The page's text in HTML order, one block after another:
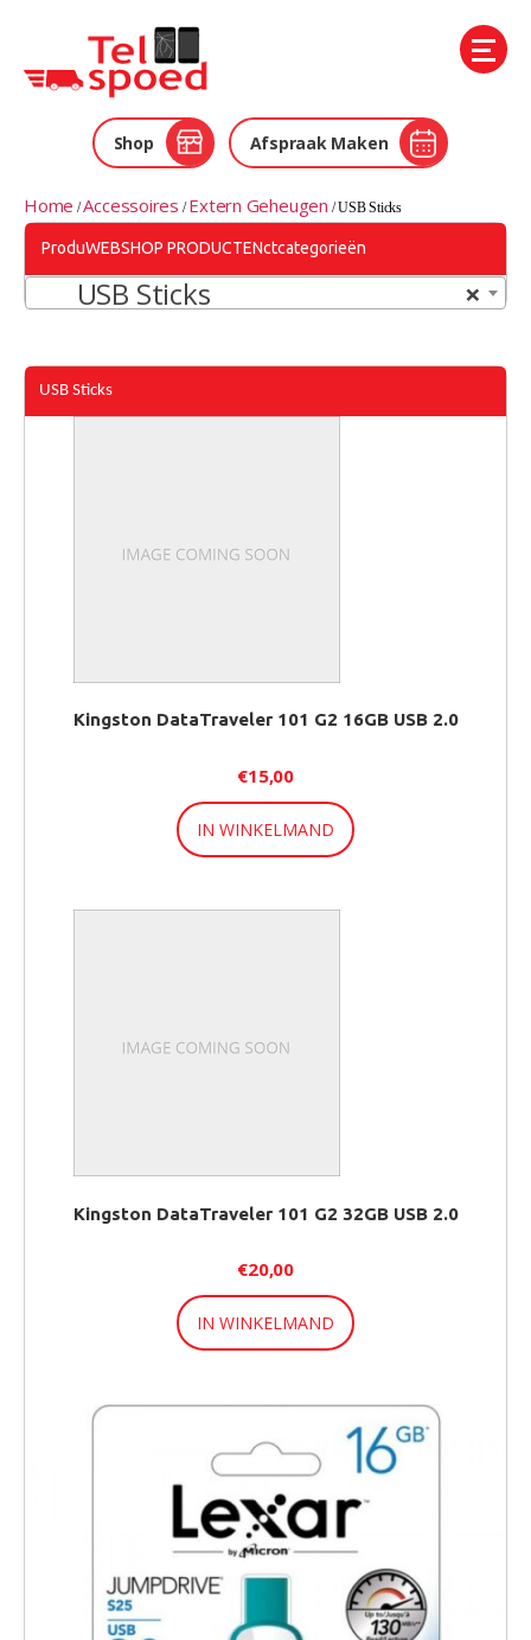
Shop Afspraak Maken
Home /Accessoires /Extern Geheugen / USB Sticks
ProduWEBSHOP PRODUCTENctcategorieën
×
USB Sticks
USB Sticks
Kingston DataTraveler 101 G2 16GB USB 2.0
€15,00
IN WINKELMAND
Kingston DataTraveler 101 G2 32GB USB 2.0
€20,00
IN WINKELMAND